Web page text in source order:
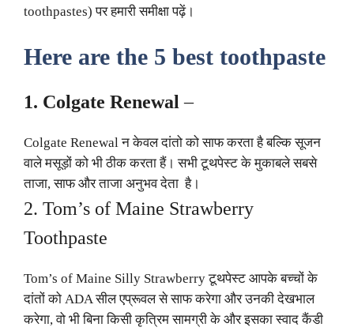
toothpastes) पर हमारी समीक्षा पढ़ें।
Here are the 5 best toothpaste
1. Colgate Renewal –
Colgate Renewal न केवल दांतो को साफ करता है बल्कि सूजन
वाले मसूड़ों को भी ठीक करता हैं। सभी टूथपेस्ट के मुकाबले सबसे
ताजा, साफ और ताजा अनुभव देता है।
2. Tom’s of Maine Strawberry
Toothpaste
Tom’s of Maine Silly Strawberry टूथपेस्ट आपके बच्चों के
दांतों को ADA सील एप्रूवल से साफ करेगा और उनकी देखभाल
करेगा, वो भी बिना किसी कृत्रिम सामग्री के और इसका स्वाद कैंडी